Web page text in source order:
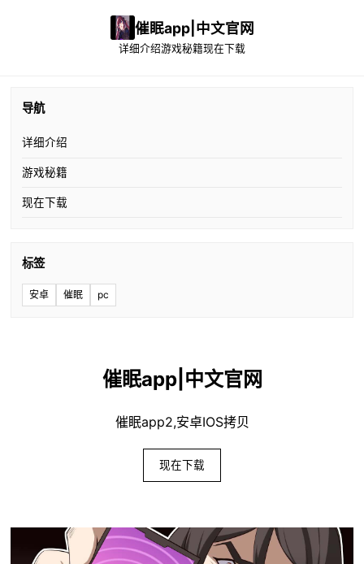
催眠app|中文官网
详细介绍游戏秘籍现在下载
导航
详细介绍
游戏秘籍
现在下载
标签
安卓 催眠 pc
催眠app|中文官网
催眠app2,安卓IOS拷贝
现在下载